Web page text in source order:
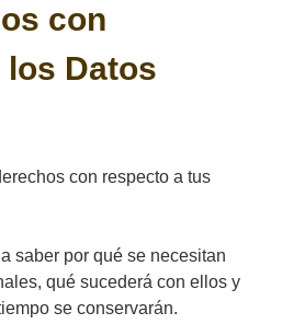
con
los Datos
con respecto a tus
saber por qué se necesitan
qué sucederá con ellos y
se conservarán.